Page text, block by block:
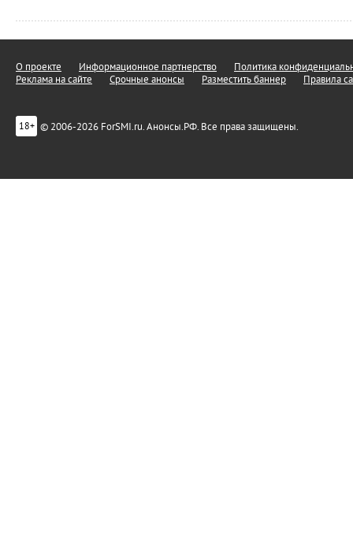
О проекте Информационное партнерство
Политика
Реклама на сайте
Срочные анонсы Разместить баннер Правила
18+ © 2006-2026 ForSMI.ru. Анонсы.РФ. Все права защищены.